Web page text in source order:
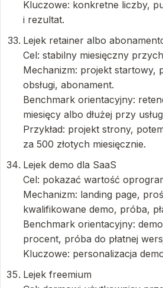
Kluczowe: konkretne liczby,
i rezultat.
Lejek retainer albo
Cel: stabilny miesięczny
Mechanizm: projekt startowy,
obsługi, abonament.
Benchmark orientacyjny:
miesięcy albo dłużej przy
Przykład: projekt strony,
za 500 złotych miesięcznie.
Lejek demo dla SaaS
Cel: pokazać wartość
Mechanizm: landing page,
kwalifikowane demo, próba,
Benchmark orientacyjny:
procent, próba do płatnej
Kluczowe: personalizacja
Lejek freemium